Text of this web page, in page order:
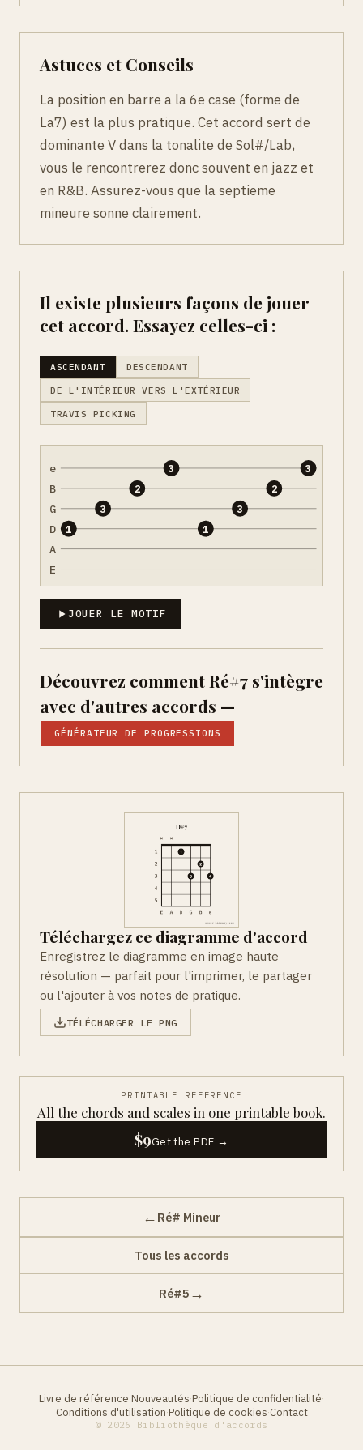
Astuces et Conseils
La position en barre a la 6e case (forme de
La7) est la plus pratique. Cet accord sert de
dominante V dans la tonalite de Sol#/Lab,
vous le rencontrerez donc souvent en jazz et
en R&B. Assurez-vous que la septieme
mineure sonne clairement.
Il existe plusieurs façons de jouer
cet accord. Essayez celles-ci :
ASCENDANT DESCENDANT
DE L'INTÉRIEUR VERS L'EXTÉRIEUR
TRAVIS PICKING
e
B
G
D
A
E
1
3
2
3
1
3
2
3
JOUER LE MOTIF
Découvrez comment Ré#7 s'intègre
avec d'autres accords —
GÉNÉRATEUR DE PROGRESSIONS
Téléchargez ce diagramme d'accord
Enregistrez le diagramme en image haute
résolution — parfait pour l'imprimer, le partager
ou l'ajouter à vos notes de pratique.
TÉLÉCHARGER LE PNG
PRINTABLE REFERENCE
All the chords and scales in one printable book.
$9Get the PDF →
← Ré# Mineur
Tous les accords
Ré#5 →
Livre de référence·Nouveautés·Politique de confidentialité·
Conditions d'utilisation·Politique de cookies·Contact
© 2026 Bibliothèque d'accords